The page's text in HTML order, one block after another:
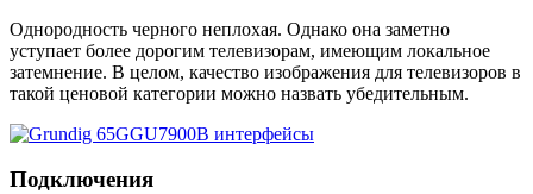
Однородность черного неплохая. Однако она заметно
уступает более дорогим телевизорам, имеющим локальное
затемнение. В целом, качество изображения для телевизоров в
такой ценовой категории можно назвать убедительным.
Подключения